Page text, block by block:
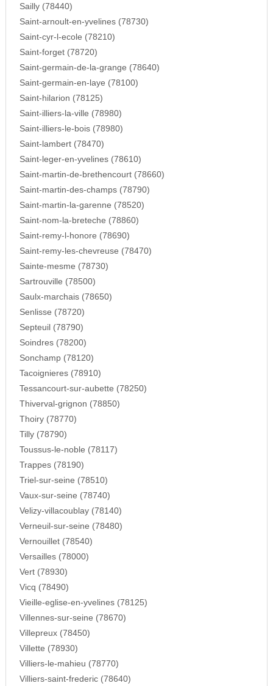
Sailly (78440)
Saint-arnoult-en-yvelines (78730)
Saint-cyr-l-ecole (78210)
Saint-forget (78720)
Saint-germain-de-la-grange (78640)
Saint-germain-en-laye (78100)
Saint-hilarion (78125)
Saint-illiers-la-ville (78980)
Saint-illiers-le-bois (78980)
Saint-lambert (78470)
Saint-leger-en-yvelines (78610)
Saint-martin-de-brethencourt (78660)
Saint-martin-des-champs (78790)
Saint-martin-la-garenne (78520)
Saint-nom-la-breteche (78860)
Saint-remy-l-honore (78690)
Saint-remy-les-chevreuse (78470)
Sainte-mesme (78730)
Sartrouville (78500)
Saulx-marchais (78650)
Senlisse (78720)
Septeuil (78790)
Soindres (78200)
Sonchamp (78120)
Tacoignieres (78910)
Tessancourt-sur-aubette (78250)
Thiverval-grignon (78850)
Thoiry (78770)
Tilly (78790)
Toussus-le-noble (78117)
Trappes (78190)
Triel-sur-seine (78510)
Vaux-sur-seine (78740)
Velizy-villacoublay (78140)
Verneuil-sur-seine (78480)
Vernouillet (78540)
Versailles (78000)
Vert (78930)
Vicq (78490)
Vieille-eglise-en-yvelines (78125)
Villennes-sur-seine (78670)
Villepreux (78450)
Villette (78930)
Villiers-le-mahieu (78770)
Villiers-saint-frederic (78640)